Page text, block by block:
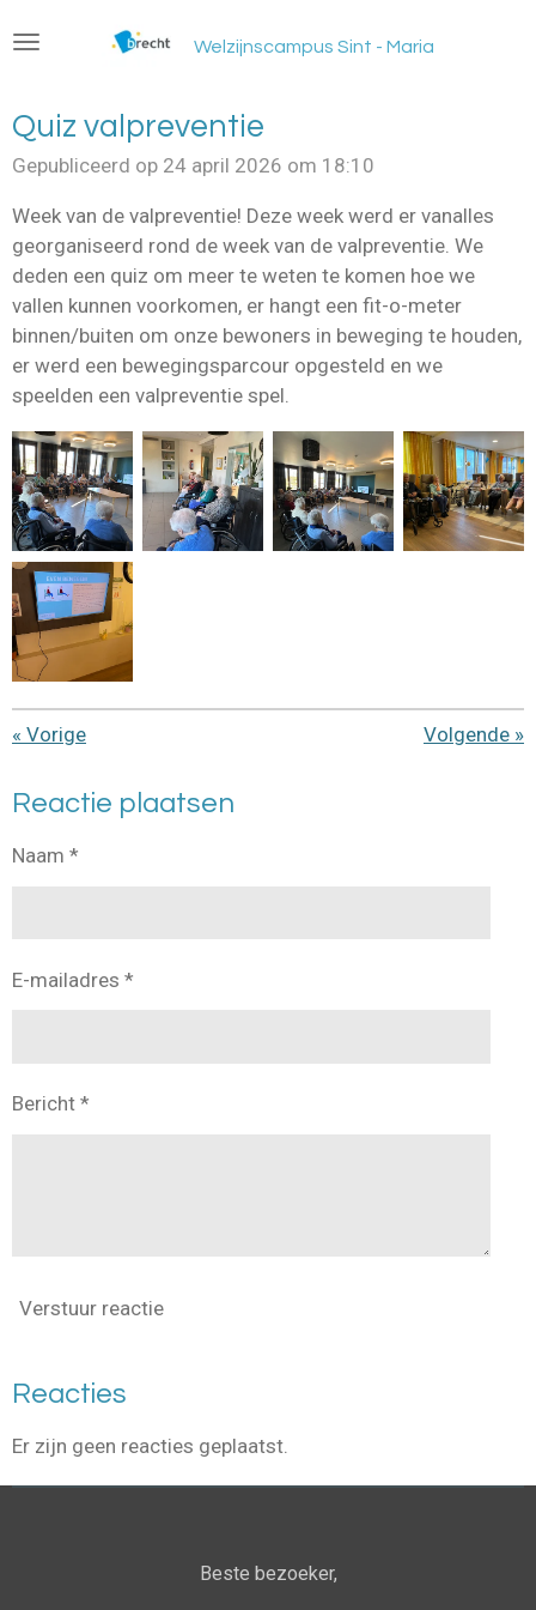
direct
de
hoofdinhoud
Welzijnscampus Sint - Maria
Quiz valpreventie
Gepubliceerd op 24 april 2026 om 18:10
Week van de valpreventie! Deze week werd er vanalles
georganiseerd rond de week van de valpreventie. We
deden een quiz om meer te weten te komen hoe we
vallen kunnen voorkomen, er hangt een fit-o-meter
binnen/buiten om onze bewoners in beweging te houden,
er werd een bewegingsparcour opgesteld en we
speelden een valpreventie spel.
« Vorige Volgende »
Reactie plaatsen
Naam *
E-mailadres *
Bericht *
Verstuur reactie
Reacties
Er zijn geen reacties geplaatst.
Beste bezoeker,